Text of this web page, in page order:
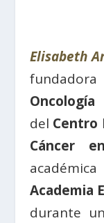
Elisabeth
fundadora
del Centro
Cáncer
Academia
durante